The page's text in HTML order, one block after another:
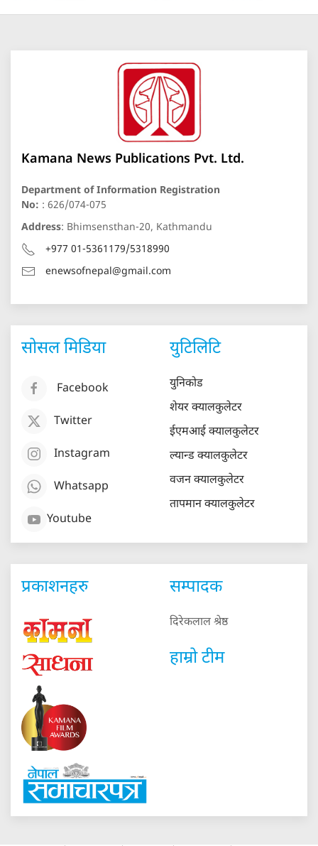
Kamana News Publications Pvt. Ltd.
Department of Information Registration
No: : 626/074-075
Address: Bhimsensthan-20, Kathmandu
+977 01-5361179/5318990
enewsofnepal@gmail.com
सोसल मिडिया
Facebook
Twitter
Instagram
Whatsapp
Youtube
युटिलिटि
युनिकोड
शेयर क्यालकुलेटर
ईएमआई क्यालकुलेटर
ल्यान्ड क्यालकुलेटर
वजन क्यालकुलेटर
तापमान क्यालकुलेटर
प्रकाशनहरु सम्पादक
दिरेकलाल श्रेष्ठ
हाम्रो टीम